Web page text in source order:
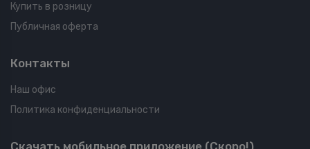
Купить в розницу
Публичная оферта
Контакты
Наш офис
Политика конфиденциальности